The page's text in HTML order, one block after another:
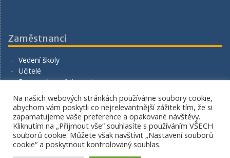
Zaměstnanci
Vedení školy
Učitelé
Provozní zaměstnanci
Volná místa
Napište nám
Copyright. All rights reserved.
Na našich webových stránkách používáme soubory cookie,
abychom vám poskytli co nejrelevantnější zážitek tím, že si
zapamatujeme vaše preference a opakované návštěvy.
Kliknutím na „Přijmout vše“ souhlasíte s používáním VŠECH
souborů cookie. Můžete však navštívit „Nastavení souborů
cookie“ a poskytnout kontrolovaný souhlas.